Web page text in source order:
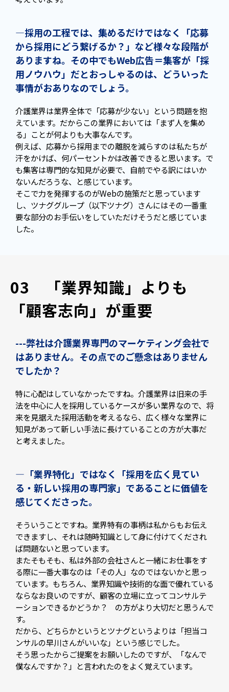
—採用の工程では、集めるだけではなく「応募
から採用にどう繋げるか？」など様々な段階が
ありますね。その中でもWeb広告＝集客が「採
用ノウハウ」だとおっしゃるのは、どういった
事情がおありなのでしょう。
介護業界は業界全体で「応募が少ない」という問題を抱
えています。だからこの業界においては「まず人を集め
る」ことが何よりも大事なんです。
例えば、応募から採用までの離脱を減らすのは私たちが
汗をかけば、何パーセントかは改善できると思います。で
も集客は専門的な知見が必要で、自前でやる訳にはいか
ないんだろうな、と感じています。
そこで力を発揮するのがWebの施策だと思っています
し、ツナググループ（以下ツナグ）さんにはその一番重
要な部分のお手伝いをしていただけそうだと感じていま
した。
03　「業界知識」よりも
「顧客志向」が重要
---弊社は介護業界専門のマーケティング会社で
はありません。その点でのご懸念はありません
でしたか？
特に心配はしていなかったですね。介護業界は旧来の手
法を中心に人を採用しているケースが多い業界なので、将
来を見据えた採用活動を考えるなら、広く様々な業界に
知見があって新しい手法に長けていることの方が大事だ
と考えました。
—「業界特化」ではなく「採用を広く見てい
る・新しい採用の専門家」であることに価値を
感じてくださった。
そういうことですね。業界特有の事柄は私からもお伝え
できますし、それは随時知識として身に付けてくだされ
ば問題ないと思っています。
またそもそも、私は外部の会社さんと一緒にお仕事をす
る際に一番大事なのは「その人」なのではないかと思っ
ています。もちろん、業界知識や技術的な面で優れている
ならなお良いのですが、顧客の立場に立ってコンサルテ
ーションできるかどうか？ の方がより大切だと思うんで
す。
だから、どちらかというとツナグというよりは「担当コ
ンサルの早川さんがいいな」という感じでした。
そう思ったからご提案をお願いしたのですが、「なんで
僕なんですか？」と言われたのをよく覚えています。